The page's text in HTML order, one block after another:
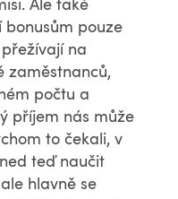
bonusům pouze
na
zaměstnanců,
počtu a
příjem nás může
to čekali, v
teď naučit
hlavně se